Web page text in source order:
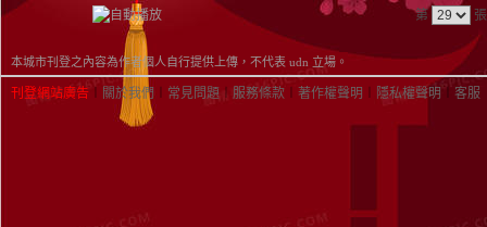
第
本城市刊登之內容為作者個人自行提供上傳，不代表 udn 立場。
刊登網站廣告 關於我們 常見問題 服務條款 著作權聲明 隱私權聲明 客服